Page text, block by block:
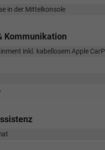
in der Mittelkonsole
Kommunikation
inkl. kabellosem Apple